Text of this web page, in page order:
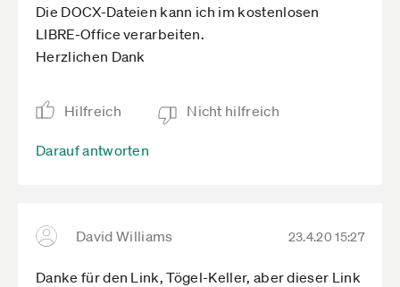
Die DOCX-Dateien kann ich im kostenlosen
LIBRE-Office verarbeiten.
Herzlichen Dank
Hilfreich Nicht hilfreich
Darauf antworten
David Williams 23.4.20 15:27
Danke für den Link, Tögel-Keller, aber dieser Link